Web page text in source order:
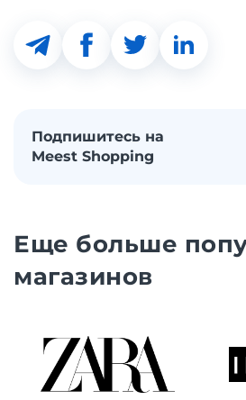
Подпишитесь на
Meest Shopping
Еще больше
магазинов